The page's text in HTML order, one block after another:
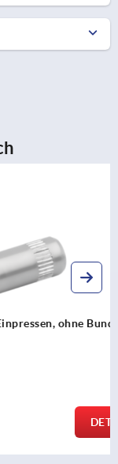
Bund,